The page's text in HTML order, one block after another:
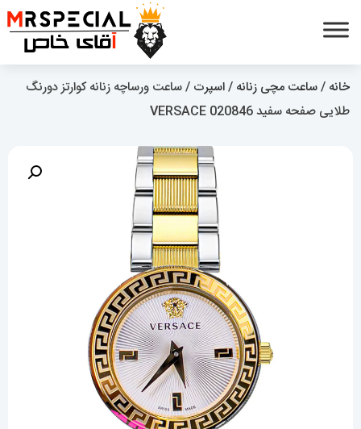
خانه /ساعت مچی زنانه /اسپرت / ساعت ورساچه زنانه کوارتز دورنگ
طلایی صفحه سفید 020846 VERSACE